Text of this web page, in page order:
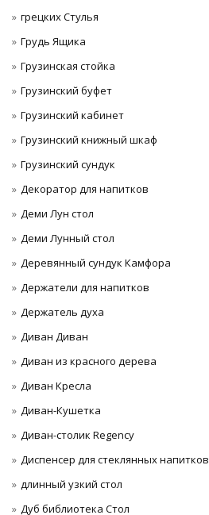
грецких Стулья
Грудь Ящика
Грузинская стойка
Грузинский буфет
Грузинский кабинет
Грузинский книжный шкаф
Грузинский сундук
Декоратор для напитков
Деми Лун стол
Деми Лунный стол
Деревянный сундук Камфора
Держатели для напитков
Держатель духа
Диван Диван
Диван из красного дерева
Диван Кресла
Диван-Кушетка
Диван-столик Regency
Диспенсер для стеклянных напитков
длинный узкий стол
Дуб библиотека Стол